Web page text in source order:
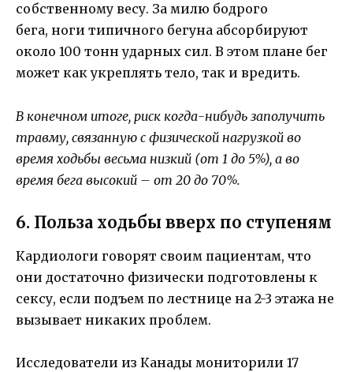
собственному весу. За милю бодрого
бега, ноги типичного бегуна абсорбируют
около 100 тонн ударных сил. В этом плане бег
может как укреплять тело, так и вредить.
В конечном итоге, риск когда-нибудь заполучить
травму, связанную с физической нагрузкой во
время ходьбы весьма низкий (от 1 до 5%), а во
время бега высокий – от 20 до 70%.
6. Польза ходьбы вверх по ступеням
Кардиологи говорят своим пациентам, что
они достаточно физически подготовлены к
сексу, если подъем по лестнице на 2-3 этажа не
вызывает никаких проблем.
Исследователи из Канады мониторили 17